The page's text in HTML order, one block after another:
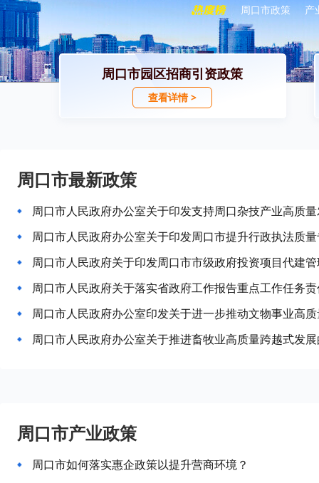
周口市政策 产
周口市园区招商引资政策
查看详情 >
周口市最新政策
周口市人民政府办公室关于印发支持周口杂技产业高质
周口市人民政府办公室关于印发周口市提升行政执法质
周口市人民政府关于印发周口市市级政府投资项目代建
周口市人民政府关于落实省政府工作报告重点工作任务
周口市人民政府办公室印发关于进一步推动文物事业高
周口市人民政府办公室关于推进畜牧业高质量跨越式发
周口市产业政策
周口市如何落实惠企政策以提升营商环境？